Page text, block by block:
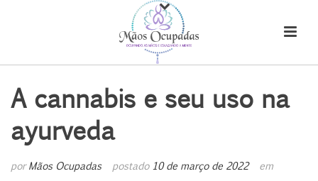
A cannabis e seu uso na
ayurveda
porMãos Ocupadas postado 10 de março de 2022 em